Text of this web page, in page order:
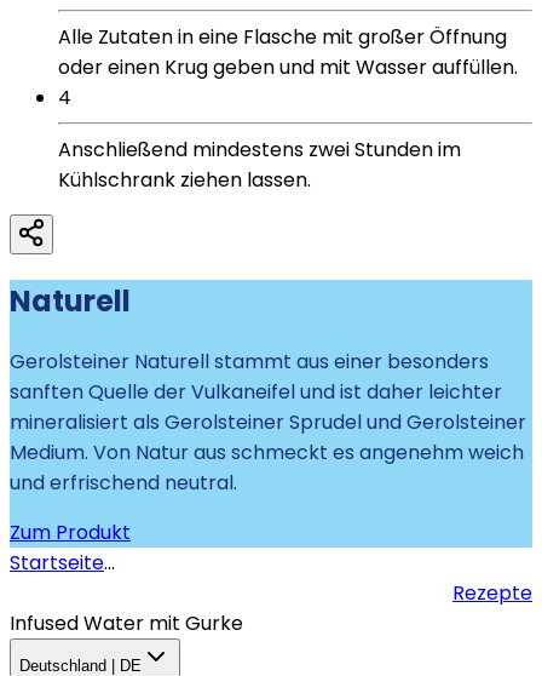
Alle Zutaten in eine Flasche mit großer Öffnung
oder einen Krug geben und mit Wasser auffüllen.
4
Anschließend mindestens zwei Stunden im
Kühlschrank ziehen lassen.
Naturell
Gerolsteiner Naturell stammt aus einer besonders
sanften Quelle der Vulkaneifel und ist daher leichter
mineralisiert als Gerolsteiner Sprudel und Gerolsteiner
Medium. Von Natur aus schmeckt es angenehm weich
und erfrischend neutral.
Zum Produkt
Startseite...
Rezepte
Infused Water mit Gurke
Deutschland | DE